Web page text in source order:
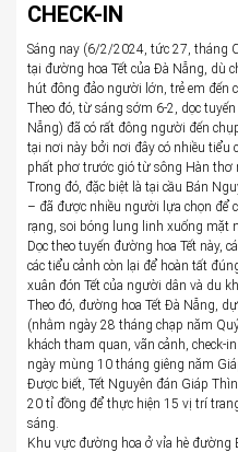
CHECK-IN
Sáng nay (6/2/2024, tức 27, tháng
tại đường hoa Tết của Đà Nẵng, dù
hút đông đảo người lớn, trẻ em đến
Theo đó, từ sáng sớm 6-2, dọc
Nẵng) đã có rất đông người đến
tại nơi này bởi nơi đây có nhiều tiểu
phất phơ trước gió từ sông Hàn thơ
Trong đó, đặc biệt là tại cầu Bán
– đã được nhiều người lựa chọn để
rạng, soi bóng lung linh xuống mặt
Dọc theo tuyến đường hoa Tết này,
các tiểu cảnh còn lại để hoàn tất
xuân đón Tết của người dân và du
Theo đó, đường hoa Tết Đà Nẵng,
(nhằm ngày 28 tháng chạp năm
khách tham quan, vãn cảnh, check-
ngày mùng 10 tháng giêng năm
Được biết, Tết Nguyên đán Giáp
20 tỉ đồng để thực hiện 15 vị trí
sáng.
Khu vực đường hoa ở vỉa hè đường